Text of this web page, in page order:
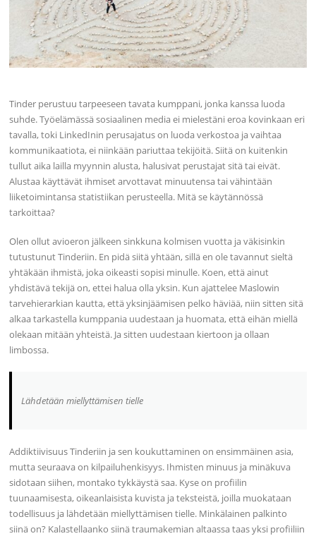
Tinder perustuu tarpeeseen tavata kumppani, jonka kanssa luoda
suhde. Työelämässä sosiaalinen media ei mielestäni eroa kovinkaan eri
tavalla, toki LinkedInin perusajatus on luoda verkostoa ja vaihtaa
kommunikaatiota, ei niinkään pariuttaa tekijöitä. Siitä on kuitenkin
tullut aika lailla myynnin alusta, halusivat perustajat sitä tai eivät.
Alustaa käyttävät ihmiset arvottavat minuutensa tai vähintään
liiketoimintansa statistiikan perusteella. Mitä se käytännössä
tarkoittaa?
Olen ollut avioeron jälkeen sinkkuna kolmisen vuotta ja väkisinkin
tutustunut Tinderiin. En pidä siitä yhtään, sillä en ole tavannut sieltä
yhtäkään ihmistä, joka oikeasti sopisi minulle. Koen, että ainut
yhdistävä tekijä on, ettei halua olla yksin. Kun ajattelee Maslowin
tarvehierarkian kautta, että yksinjäämisen pelko häviää, niin sitten sitä
alkaa tarkastella kumppania uudestaan ja huomata, että eihän miellä
olekaan mitään yhteistä. Ja sitten uudestaan kiertoon ja ollaan
limbossa.
Lähdetään miellyttämisen tielle
Addiktiivisuus Tinderiin ja sen koukuttaminen on ensimmäinen asia,
mutta seuraava on kilpailuhenkisyys. Ihmisten minuus ja minäkuva
sidotaan siihen, montako tykkäystä saa. Kyse on profiilin
tuunaamisesta, oikeanlaisista kuvista ja teksteistä, joilla muokataan
todellisuus ja lähdetään miellyttämisen tielle. Minkälainen palkinto
siinä on? Kalastellaanko siinä traumakemian altaassa taas yksi profiiliin